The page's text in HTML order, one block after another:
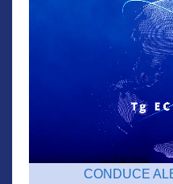
CONDUCE